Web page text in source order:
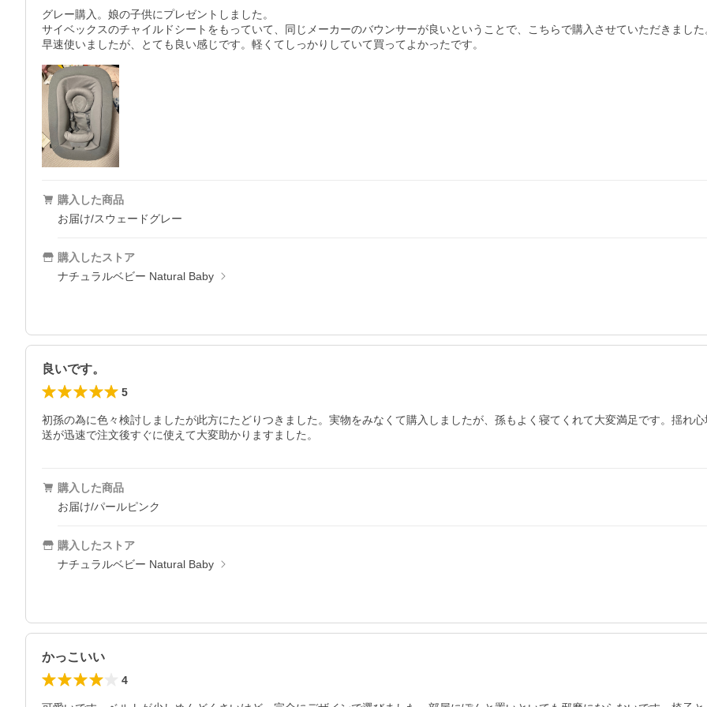
グレー購入。娘の子供にプレゼントしました。
サイベックスのチャイルドシートをもっていて、同じメーカーのバウンサーが良いということで、こちらで購入させていただきました
早速使いましたが、とても良い感じです。軽くてしっかりしていて買ってよかったです。
購入した商品
お届け/スウェードグレー
購入したストア
ナチュラルベビー Natural Baby
良いです。
5
初孫の為に色々検討しましたが此方にたどりつきました。実物をみなくて購入しましたが、孫もよく寝てくれて大変満足です。揺れ
送が迅速で注文後すぐに使えて大変助かりますました。
購入した商品
お届け/パールピンク
購入したストア
ナチュラルベビー Natural Baby
かっこいい
4